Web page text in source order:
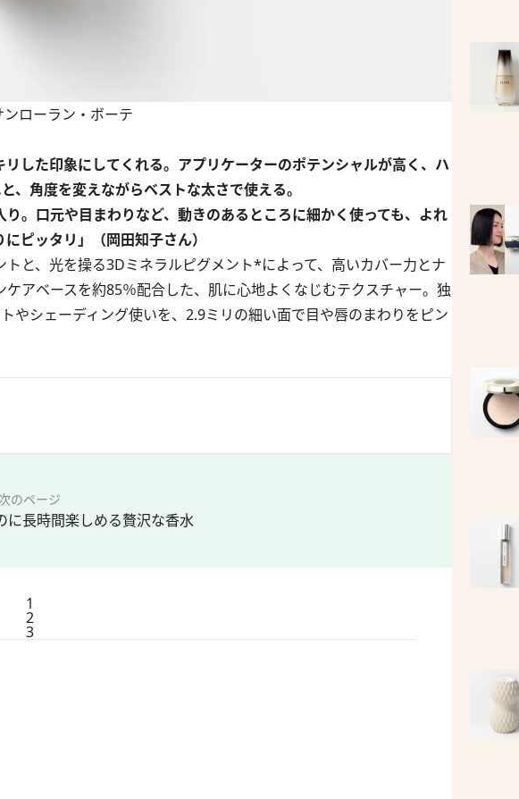
ローラン・ボーテ
した印象にしてくれる。アプリケーターのポテンシャルが高く、ハ
角度を変えながらベストな太さで使える。
。口元や目まわりなど、動きのあるところに細かく使っても、よれ
ピッタリ」（岡田知子さん）
と、光を操る3Dミネラルピグメント*によって、高いカバー力とナ
アベースを約85％配合した、肌に心地よくなじむテクスチャー。独
やシェーディング使いを、2.9ミリの細い面で目や唇のまわりをピン
次のページ
に長時間楽しめる贅沢な香水
1
2
3